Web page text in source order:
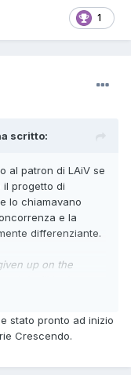
1
scritto:
al patron di LAiV se
il progetto di
lo chiamavano
e la
differenziante.
up on the
It is a project we
stato pronto ad inizio
Crescendo.